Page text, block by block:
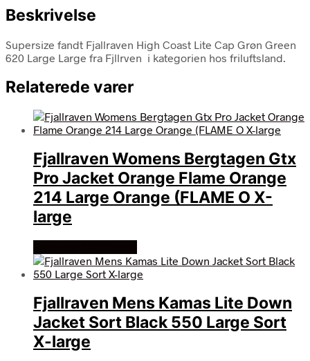
Beskrivelse
Supersize fandt Fjallraven High Coast Lite Cap Grøn Green
620 Large Large fra Fjllrven i kategorien hos friluftsland.
Relaterede varer
Fjallraven Womens Bergtagen Gtx
Pro Jacket Orange Flame Orange
214 Large Orange (FLAME O X-
large
Fjallraven Mens Kamas Lite Down
Jacket Sort Black 550 Large Sort
X-large